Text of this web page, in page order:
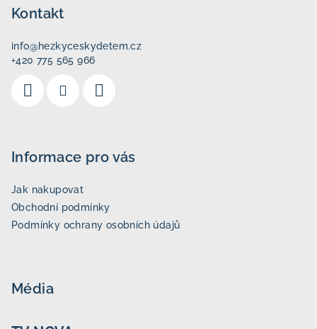
Kontakt
info@hezkyceskydetem.cz
+420 775 565 966
Informace pro vás
Jak nakupovat
Obchodní podmínky
Podmínky ochrany osobních údajů
Média